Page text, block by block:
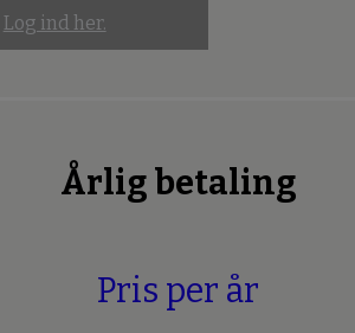
Log ind her.
Årlig betaling
Pris per år